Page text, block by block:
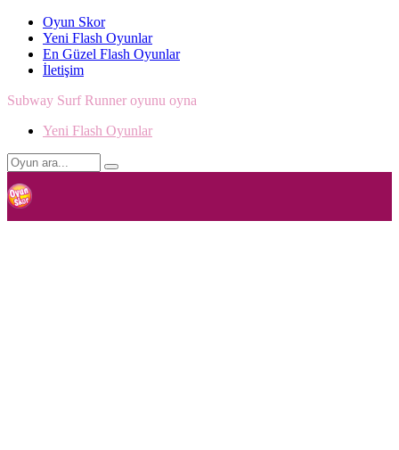
Oyun Skor
Yeni Flash Oyunlar
En Güzel Flash Oyunlar
İletişim
Subway Surf Runner oyunu oyna
Yeni Flash Oyunlar